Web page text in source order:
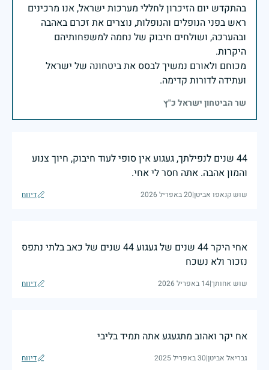
בהתקדש יום הזיכרון לחללי מערכות ישראל, אנו מרכינים
ראש בפני הנופלים והנופלות, נוצרים את זכרם באהבה
ובהערכה, ושולחים חיבוק של נחמה למשפחותיהם
מכוחם ולאורם נמשיך לבסס את ביטחונה של ישראל
ועתידה לדורות קדימה.
שר הביטחון ישראל כ"ץ
44 שנים לנפילתך, געגוע אין סופי לעוד חיבוק, חיוך צנוע
והמון אהבה. אתה חסר לי אחי.
שוש קנאפו אביטן|20 באפריל 2026 דיווח
אחי היקר 44 שנים של געגוע 44 שנים של כאב בלתי נתפס
נזכור ולא נשכח
שוש אחותך|14 באפריל 2026 דיווח
אח יקר ואהוב מתגעגע אתה תמיד בליבי
גבריאל אביטן|30 באפריל 2025 דיווח